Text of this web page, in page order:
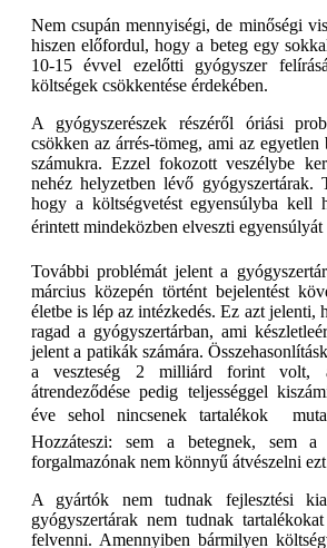
Nem csupán mennyiségi, de minőségi
hiszen előfordul, hogy a beteg egy
10-15 évvel ezelőtti gyógyszer
költségek csökkentése érdekében.
A gyógyszerészek részéről óriási
csökken az árrés-tömeg, ami az egyetlen
számukra. Ezzel fokozott veszélybe
nehéz helyzetben lévő gyógyszertárak.
hogy a költségvetést egyensúlyba kell
érintett mindeközben elveszti egyensúlyát
További problémát jelent a
március közepén történt bejelentést
életbe is lép az intézkedés. Ez azt jelenti,
ragad a gyógyszertárban, ami
jelent a patikák számára.
a veszteség 2 milliárd forint volt, a
átrendeződése pedig teljességgel
éve sehol nincsenek tartalékok 
Hozzáteszi: sem a betegnek, sem
forgalmazónak nem könnyű átvészelni
A gyártók nem tudnak fejlesztési
gyógyszertárak nem tudnak
felvenni. Amennyiben bármilyen